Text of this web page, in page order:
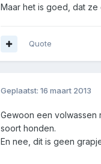
Maar het is goed, dat
Quote
Geplaatst: 16 maart 2013
Gewoon een volwassen
soort honden.
En nee, dit is geen